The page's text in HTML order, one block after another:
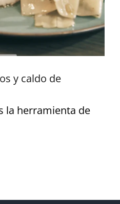
y caldo de
la herramienta de